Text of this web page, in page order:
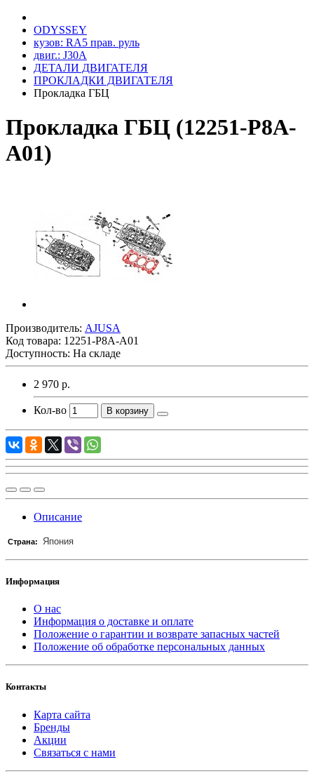
ODYSSEY
кузов: RA5 прав. руль
двиг.: J30A
ДЕТАЛИ ДВИГАТЕЛЯ
ПРОКЛАДКИ ДВИГАТЕЛЯ
Прокладка ГБЦ
Прокладка ГБЦ (12251-P8A-
A01)
Производитель: AJUSA
Код товара: 12251-P8A-A01
Доступность: На складе
2 970 р.
Кол-во В корзину
Описание
Страна: Япония
Информация
О нас
Информация о доставке и оплате
Положение о гарантии и возврате запасных частей
Положение об обработке персональных данных
Контакты
Карта сайта
Бренды
Акции
Связаться с нами